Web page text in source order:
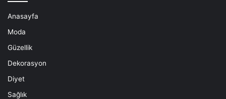
Anasayfa
Moda
Güzellik
Dekorasyon
Diyet
Sağlık